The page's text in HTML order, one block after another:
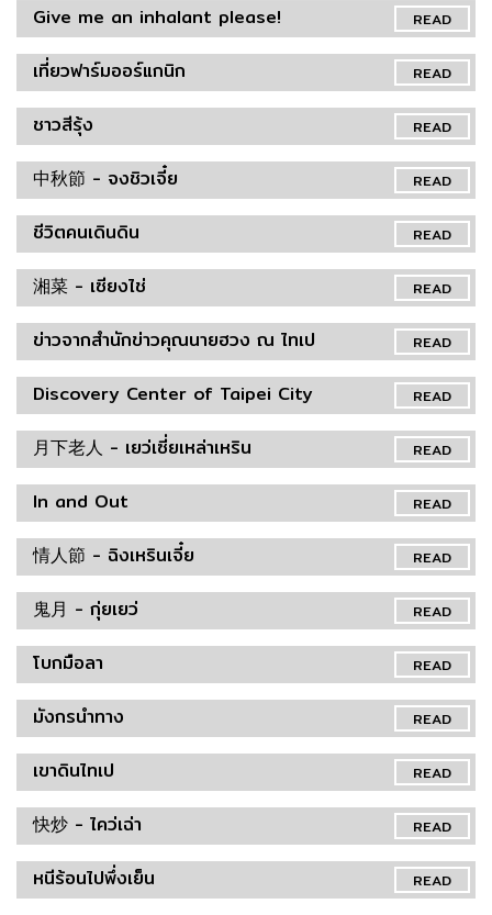
READ
Give me an inhalant please!
READ
เที่ยวฟาร์มออร์แกนิก
READ
ชาวสีรุ้ง
READ
中秋節 - จงชิวเจี๋ย
READ
ชีวิตคนเดินดิน
READ
湘菜 - เซียงไช่
READ
ข่าวจากสำนักข่าวคุณนายฮวง ณ ไทเป
READ
Discovery Center of Taipei City
READ
月下老人 - เยว่เซี่ยเหล่าเหริน
READ
In and Out
READ
情人節 - ฉิงเหรินเจี๋ย
READ
鬼月 - กุ่ยเยว่
READ
โบกมือลา
READ
มังกรนำทาง
READ
เขาดินไทเป
READ
快炒 - ไคว่เฉ่า
READ
หนีร้อนไปพึ่งเย็น